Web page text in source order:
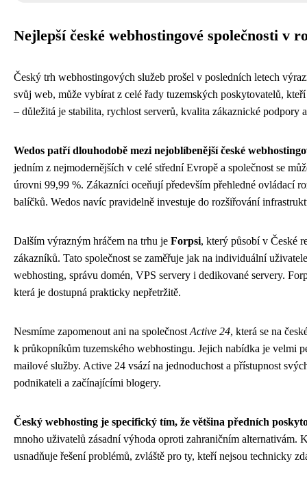
Nejlepší české webhostingové společnosti v
Český trh webhostingových služeb prošel v posledních letech
svůj web, může vybírat z celé řady tuzemských poskytovatelů,
– důležitá je stabilita, rychlost serverů, kvalita zákaznické podpory
Wedos patří dlouhodobě mezi nejoblíbenější české
jedním z nejmodernějších v celé střední Evropě a společnost se
úrovni 99,99 %. Zákazníci oceňují především přehledné ovládací
balíčků. Wedos navíc pravidelně investuje do rozšiřování
Dalším výrazným hráčem na trhu je Forpsi, který působí v České
zákazníků. Tato společnost se zaměřuje jak na individuální
webhosting, správu domén, VPS servery i dedikované servery.
která je dostupná prakticky nepřetržitě.
Nesmíme zapomenout ani na společnost Active 24, která se na
k průkopníkům tuzemského webhostingu. Jejich nabídka je velmi
mailové služby. Active 24 vsází na jednoduchost a přístupnost
podnikateli a začínajícími blogery.
Český webhosting je specifický tím, že většina předních
mnoho uživatelů zásadní výhoda oproti zahraničním alternativám.
usnadňuje řešení problémů, zvláště pro ty, kteří nejsou technicky